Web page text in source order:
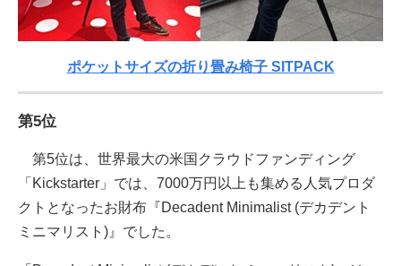
ポケットサイズの折り畳み椅子 SITPACK
第5位
第5位は、世界最大の米国クラウドファンディング
「Kickstarter」では、7000万円以上も集める人気プロダ
クトとなったお財布『Decadent Minimalist (デカデント
ミニマリスト)』でした。